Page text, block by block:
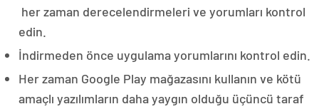
her zaman derecelendirmeleri ve yorumları kontrol
edin.
İndirmeden önce uygulama yorumlarını kontrol edin.
Her zaman Google Play mağazasını kullanın ve kötü
amaçlı yazılımların daha yaygın olduğu üçüncü taraf